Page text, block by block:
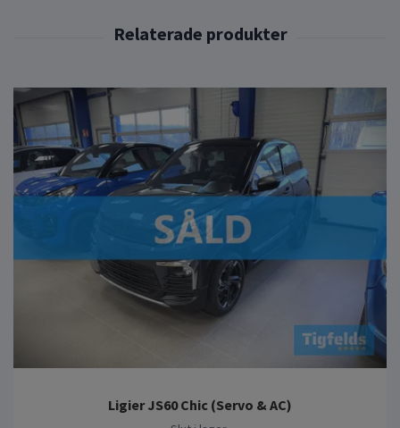
Ligier JS60 Chic (Servo & AC)